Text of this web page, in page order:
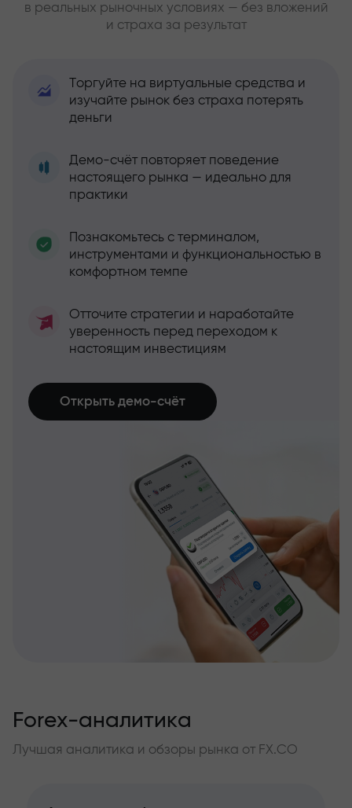
в реальных рыночных условиях — без вложений
и страха за результат
Торгуйте на виртуальные средства и
изучайте рынок без страха потерять
деньги
Демо-счёт повторяет поведение
настоящего рынка — идеально для
практики
Познакомьтесь с терминалом,
инструментами и функциональностью в
комфортном темпе
Отточите стратегии и наработайте
уверенность перед переходом к
настоящим инвестициям
Открыть демо-счёт
Forex-аналитика
Лучшая аналитика и обзоры рынка от FX.CO